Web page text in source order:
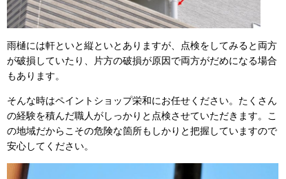
雨樋には軒といと縦といとありますが、点検をしてみると両方
が破損していたり、片方の破損が原因で両方がだめになる場合
もあります。
そんな時はペイントショップ栄和にお任せください。たくさん
の経験を積んだ職人がしっかりと点検させていただきます。こ
の地域だからこその危険な箇所もしかりと把握していますので
安心してください。